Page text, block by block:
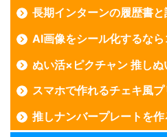
長期インターンの履歴書
AI画像をシール化するなら
ぬい活×ピクチャン 推しぬ
スマホで作れるチェキ風プ
推しナンバープレートを作